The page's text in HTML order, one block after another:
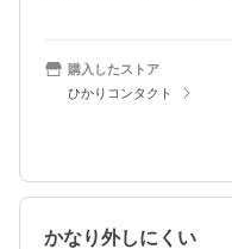
購入したストア
ひかりコンタクト
かなり外しにくい